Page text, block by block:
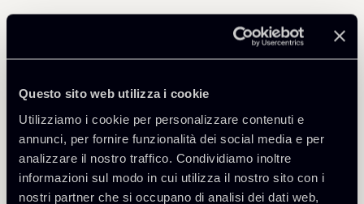
Questo sito web utilizza i cookie
Utilizziamo i cookie per personalizzare contenuti e
annunci, per fornire funzionalità dei social media e per
analizzare il nostro traffico. Condividiamo inoltre
informazioni sul modo in cui utilizza il nostro sito con i
nostri partner che si occupano di analisi dei dati web,
Approfondisci
Healthcare & Life Sciences